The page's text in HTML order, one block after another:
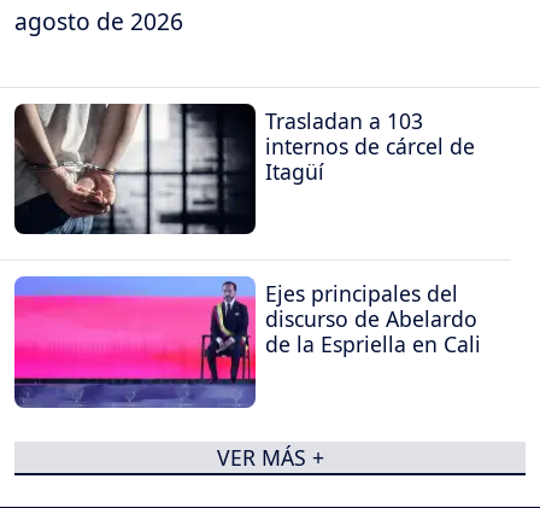
agosto de 2026
Trasladan a 103
internos de cárcel de
Itagüí
Ejes principales del
discurso de Abelardo
de la Espriella en Cali
VER MÁS +